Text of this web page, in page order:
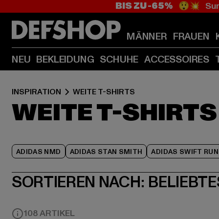
BIS ZU -65% 😲💥
MÄNNER FRAUEN
NEU BEKLEIDUNG SCHUHE ACCESSOIRES
INSPIRATION WEITE T-SHIRTS
WEITE T-SHIRTS
ADIDAS NMD ADIDAS STAN SMITH ADIDAS SWIFT RUN
SORTIEREN NACH:
108 ARTIKEL